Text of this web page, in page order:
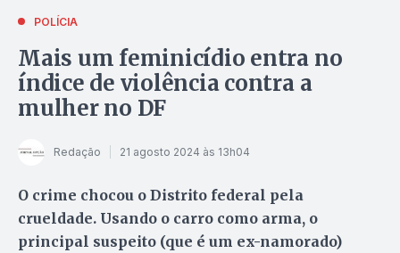
POLÍCIA
Mais um feminicídio entra no
índice de violência contra a
mulher no DF
Redação 21 agosto 2024 às 13h04
O crime chocou o Distrito federal pela
crueldade. Usando o carro como arma, o
principal suspeito (que é um ex-namorado)